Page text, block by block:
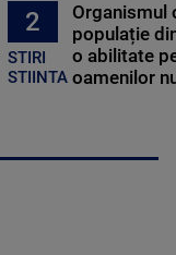
2
STIRI
STIINTA
Organismul
populație
o abilitate
oamenilor